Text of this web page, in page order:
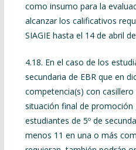
como insumo para la
alcanzar los calificativos
SIAGIE hasta el 14 de abril
4.18. En el caso de los
secundaria de EBR que en
competencia(s) con
situación final de promoción
estudiantes de 5º de
menos 11 en una o más